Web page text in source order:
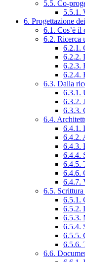
5.5. Co-
5.5.1.
6. Progettazione
6.1. Cos’è il
6.2. Ricerca
6.2.1.
6.2.2.
6.2.3.
6.2.4.
6.3. Dalla
6.3.1.
6.3.2.
6.3.3.
6.4.
6.4.1.
6.4.2.
6.4.3.
6.4.4.
6.4.5.
6.4.6.
6.4.7.
6.5.
6.5.1.
6.5.2.
6.5.3.
6.5.4.
6.5.5.
6.5.6.
6.6.